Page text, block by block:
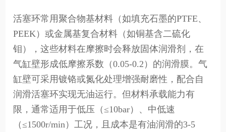
活塞环常用聚合物基材料（如填充石墨的PTFE、
PEEK）或金属基复合材料（如铜基含二硫化
钼），这些材料在摩擦时会释放固体润滑剂，在
气缸壁形成低摩擦系数（0.05-0.2）的润滑膜。气
缸壁可采用镀铬或氮化处理增强耐磨性，配合自
润滑活塞环实现无油运行。但材料承载能力有
限，通常适用于低压（≤10bar）、中低速
（≤1500r/min）工况，且成本是有油润滑的3-5